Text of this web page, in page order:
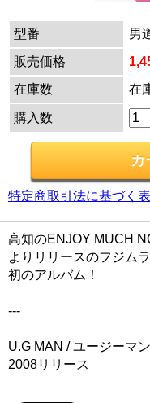
型番
男
販売価格
在庫数
在
購入数
特定商取引法に基づく
高知のENJOY MUCH
よりリリースのフジム
初のアルバム！
---
U.G MAN / ユージーマン
2008リリース